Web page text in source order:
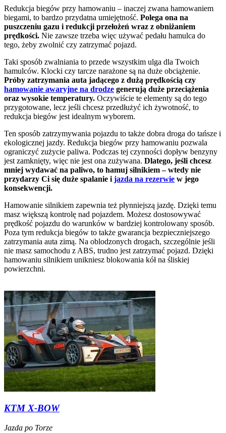
Redukcja biegów przy hamowaniu – inaczej zwana hamowaniem
biegami, to bardzo przydatna umiejętność. Polega ona na
puszczeniu gazu i redukcji przełożeń wraz z obniżaniem
prędkości. Nie zawsze trzeba więc używać pedału hamulca do
tego, żeby zwolnić czy zatrzymać pojazd.
Taki sposób zwalniania to przede wszystkim ulga dla Twoich
hamulców. Klocki czy tarcze narażone są na duże obciążenie.
Próby zatrzymania auta jadącego z dużą prędkością czy
hamowanie awaryjne na drodze generują duże przeciążenia
oraz wysokie temperatury. Oczywiście te elementy są do tego
przygotowane, lecz jeśli chcesz przedłużyć ich żywotność, to
redukcja biegów jest idealnym wyborem.
Ten sposób zatrzymywania pojazdu to także dobra droga do tańsze i
ekologicznej jazdy. Redukcja biegów przy hamowaniu pozwala
ograniczyć zużycie paliwa. Podczas tej czynności dopływ benzyny
jest zamknięty, więc nie jest ona zużywana. Dlatego, jeśli chcesz
mniej wydawać na paliwo, to hamuj silnikiem – wtedy nie
przydarzy Ci się duże spalanie i jazda na rezerwie w jego
konsekwencji.
Hamowanie silnikiem zapewnia też płynniejszą jazdę. Dzięki temu
masz większą kontrolę nad pojazdem. Możesz dostosowywać
prędkość pojazdu do warunków w bardziej kontrolowany sposób.
Poza tym redukcja biegów to także gwarancja bezpieczniejszego
zatrzymania auta zimą. Na oblodzonych drogach, szczególnie jeśli
nie masz samochodu z ABS, trudno jest zatrzymać pojazd. Dzięki
hamowaniu silnikiem unikniesz blokowania kół na śliskiej
powierzchni.
KTM X-BOW
Jazda po Torze